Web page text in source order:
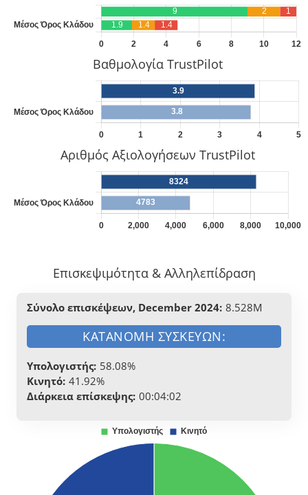
Βαθμολογία TrustPilot
Αριθμός Αξιολογήσεων TrustPilot
Επισκεψιμότητα & Αλληλεπίδραση
Σύνολο επισκέψεων, December 2024: 8.528M
ΚΑΤΑΝΟΜΉ ΣΥΣΚΕΥΏΝ:
Υπολογιστής: 58.08%
Κινητό: 41.92%
Διάρκεια επίσκεψης: 00:04:02